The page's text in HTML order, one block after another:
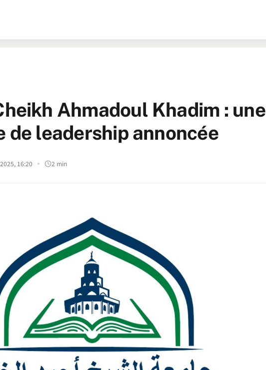
Ahmadoul Khadim : une
de leadership annoncée
16:20 2 min